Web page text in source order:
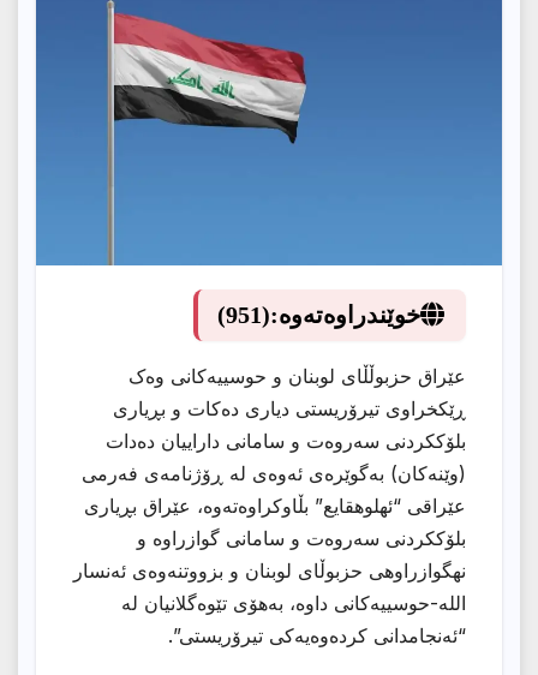
خوێندراوەتەوە:(951)
عێراق حزبوڵڵای لوبنان و حوسییەکانی وەک
ڕێکخراوی تیرۆریستی دیاری دەکات و بڕیاری
بلۆككردنی سەروەت و سامانی داراییان دەدات
(وێنەکان) بەگوێرەی ئەوەی لە ڕۆژنامەی فەرمی
عێراقی “ئهلوهقایع” بڵاوکراوەتەوە، عێراق بڕیاری
بلۆككردنی سەروەت و سامانی گوازراوه و
نهگوازراوهی حزبوڵای لوبنان و بزووتنەوەی ئەنسار
الله-حوسییەکانی داوە، بەهۆی تێوەگلانیان لە
“ئەنجامدانی کردەوەیەکی تیرۆریستی”.